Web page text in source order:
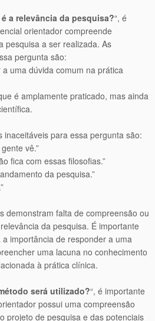
a relevância da pesquisa?“, é
orientador compreende
pesquisa a ser realizada. As
pergunta são:
uma dúvida comum na prática
é amplamente praticado, mas ainda
inaceitáveis para essa pergunta são:
vê.”
fica com essas filosofias.”
da pesquisa.”
demonstram falta de compreensão ou
da pesquisa. É importante
importância de responder a uma
uma lacuna no conhecimento
à prática clínica.
será utilizado?“, é importante
possui uma compreensão
projeto de pesquisa e das potenciais